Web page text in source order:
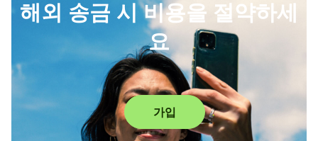
해외 송금 시 비용을 절약하세
요
가입